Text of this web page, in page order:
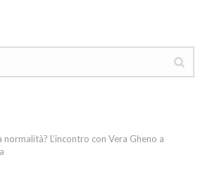
normalità? L’incontro con Vera Gheno a